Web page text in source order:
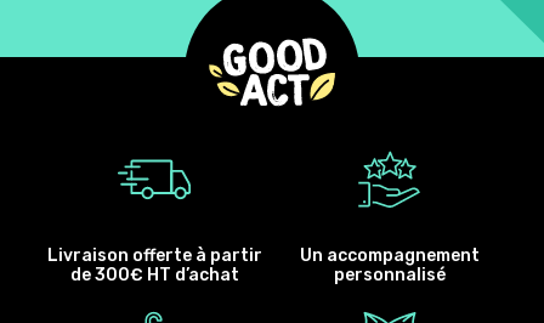
Livraison offerte à partir
de 300€ HT d’achat
Un accompagnement
personnalisé